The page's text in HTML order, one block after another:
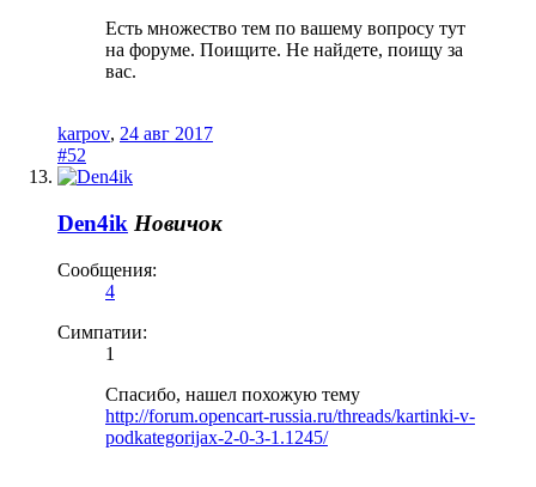
Есть множество тем по вашему вопросу тут
на форуме. Поищите. Не найдете, поищу за
вас.
karpov, 24 авг 2017
#52
Den4ik Новичок
Сообщения:
4
Симпатии:
1
Спасибо, нашел похожую тему
http://forum.opencart-russia.ru/threads/kartinki-v-
podkategorijax-2-0-3-1.1245/